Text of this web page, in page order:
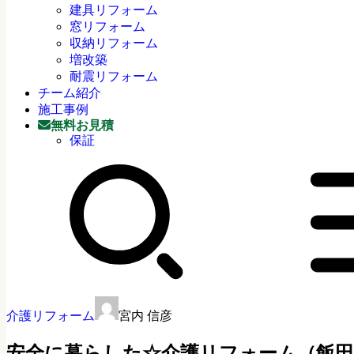
建具リフォーム
窓リフォーム
収納リフォーム
増改築
耐震リフォーム
チーム紹介
施工事例
無料お見積
保証
介護リフォーム 宮内 信彦